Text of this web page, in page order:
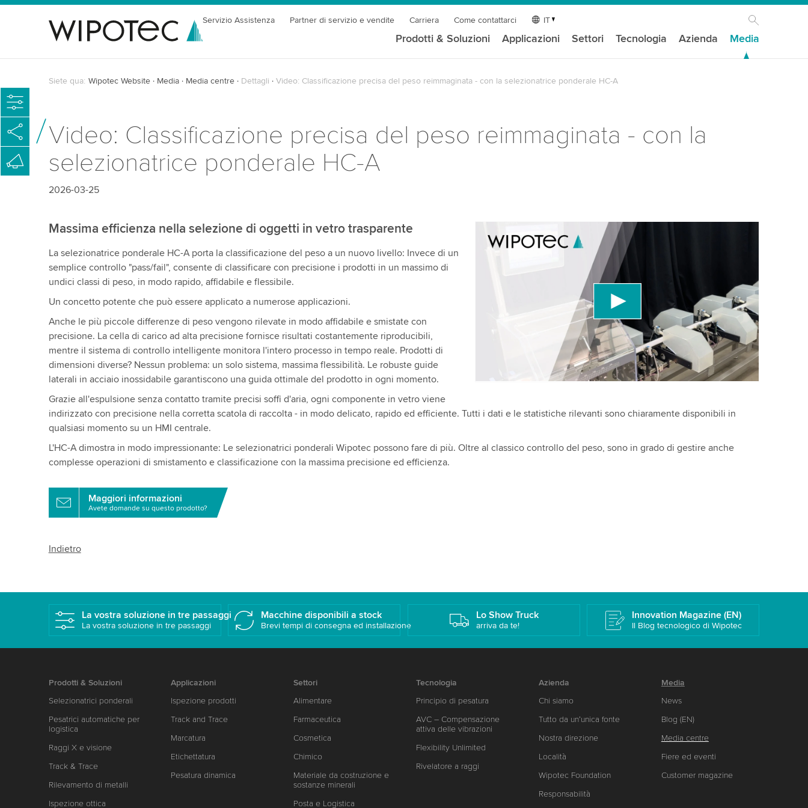
Servizio Assistenza Partner di servizio e vendite Carriera Come contattarci IT
Prodotti & Soluzioni Applicazioni Settori Tecnologia Azienda Media
Siete qua: Wipotec Website Media Media centre Dettagli Video: Classificazione precisa del peso reimmaginata - con la selezionatrice ponderale HC-A
Video: Classificazione precisa del peso reimmaginata - con la
selezionatrice ponderale HC-A
2026-03-25
Abbiamo bisogno del tuo consenso per caricare il
servizio video di YouTube!
Utilizziamo un servizio di terze parti per incorporare
contenuti video che potrebbe raccogliere dati sulla tua
attività. Per favore, rivedi i dettagli e accetta il servizio per
guardare questo video.
Maggiori informazioni
Massima efficienza nella selezione di oggetti in vetro trasparente
La selezionatrice ponderale HC-A porta la classificazione del peso a un nuovo livello: Invece di un
semplice controllo "pass/fail", consente di classificare con precisione i prodotti in un massimo di
undici classi di peso, in modo rapido, affidabile e flessibile.
Un concetto potente che può essere applicato a numerose applicazioni.
Anche le più piccole differenze di peso vengono rilevate in modo affidabile e smistate con
precisione. La cella di carico ad alta precisione fornisce risultati costantemente riproducibili,
mentre il sistema di controllo intelligente monitora l'intero processo in tempo reale. Prodotti di
dimensioni diverse? Nessun problema: un solo sistema, massima flessibilità. Le robuste guide
laterali in acciaio inossidabile garantiscono una guida ottimale del prodotto in ogni momento.
Grazie all'espulsione senza contatto tramite precisi soffi d'aria, ogni componente in vetro viene
indirizzato con precisione nella corretta scatola di raccolta - in modo delicato, rapido ed efficiente. Tutti i dati e le statistiche rilevanti sono chiaramente disponibili in
qualsiasi momento su un HMI centrale.
L'HC-A dimostra in modo impressionante: Le selezionatrici ponderali Wipotec possono fare di più. Oltre al classico controllo del peso, sono in grado di gestire anche
complesse operazioni di smistamento e classificazione con la massima precisione ed efficienza.
Maggiori informazioni
Avete domande su questo prodotto?
Indietro
La vostra soluzione in tre passaggi
La vostra soluzione in tre passaggi
Macchine disponibili a stock
Brevi tempi di consegna ed installazione
Lo Show Truck
arriva da te!
Innovation Magazine (EN)
Il Blog tecnologico di Wipotec
Prodotti & Soluzioni
Selezionatrici ponderali
Pesatrici automatiche per
logistica
Raggi X e visione
Track & Trace
Rilevamento di metalli
Ispezione ottica
Applicazioni
Ispezione prodotti
Track and Trace
Marcatura
Etichettatura
Pesatura dinamica
Settori
Alimentare
Farmaceutica
Cosmetica
Chimico
Materiale da costruzione e
sostanze minerali
Posta e Logistica
Tecnologia
Principio di pesatura
AVC – Compensazione
attiva delle vibrazioni
Flexibility Unlimited
Rivelatore a raggi
Azienda
Chi siamo
Tutto da un’unica fonte
Nostra direzione
Località
Wipotec Foundation
Responsabilità
Media
News
Blog (EN)
Media centre
Fiere ed eventi
Customer magazine